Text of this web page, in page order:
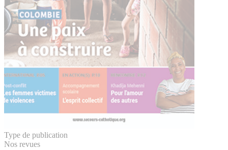
Type de publication
Nos revues